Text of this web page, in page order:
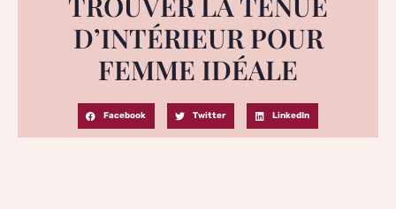
D’INTÉRIEUR POUR
FEMME IDÉALE
Facebook Twitter LinkedIn